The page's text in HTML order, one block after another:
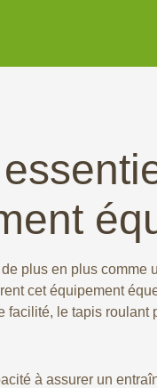
plus en plus
cet équipement
le tapis
à assurer un